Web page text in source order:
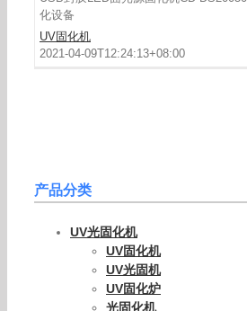
化设备
UV固化机
2021-04-09T12:24:13+08:00
产品分类
UV光固化机
UV固化机
UV光固机
UV固化炉
光固化机